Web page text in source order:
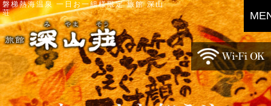
磐梯熱海温泉 一日お一組様限定 旅館 深山
荘